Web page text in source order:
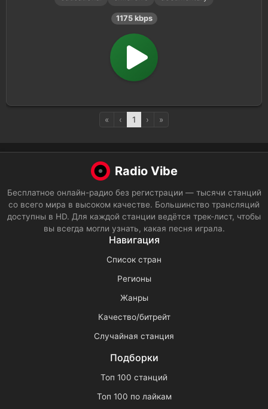
1175 kbps
« ‹ 1 › »
Radio Vibe
Бесплатное онлайн-радио без регистрации — тысячи станций
со всего мира в высоком качестве. Большинство трансляций
доступны в HD. Для каждой станции ведётся трек-лист, чтобы
вы всегда могли узнать, какая песня играла.
Навигация
Список стран
Регионы
Жанры
Качество/битрейт
Случайная станция
Подборки
Топ 100 станций
Топ 100 по лайкам